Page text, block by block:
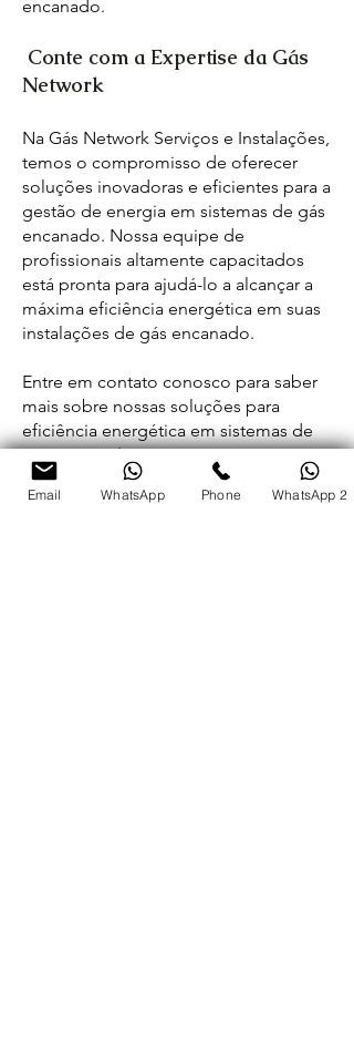
encanado.
Conte com a Expertise da Gás
Network
Na Gás Network Serviços e Instalações,
temos o compromisso de oferecer
soluções inovadoras e eficientes para a
gestão de energia em sistemas de gás
encanado. Nossa equipe de
profissionais altamente capacitados
está pronta para ajudá-lo a alcançar a
máxima eficiência energética em suas
instalações de gás encanado.
Entre em contato conosco para saber
mais sobre nossas soluções para
eficiência energética em sistemas de
gás encanado. Conte com a Gás
Network para otimizar o uso de gás
encanado e desfrutar de economia e
Email WhatsApp Phone WhatsApp 2
WhatsApp